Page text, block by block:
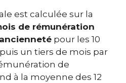
est calculée sur la
de rémunération
pour les 10
un tiers de mois par
de
à la moyenne des 12